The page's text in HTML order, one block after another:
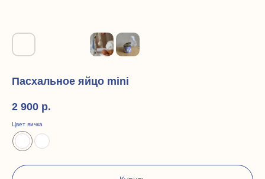
Пасхальное яйцо mini
2 900 р.
Цвет яичка